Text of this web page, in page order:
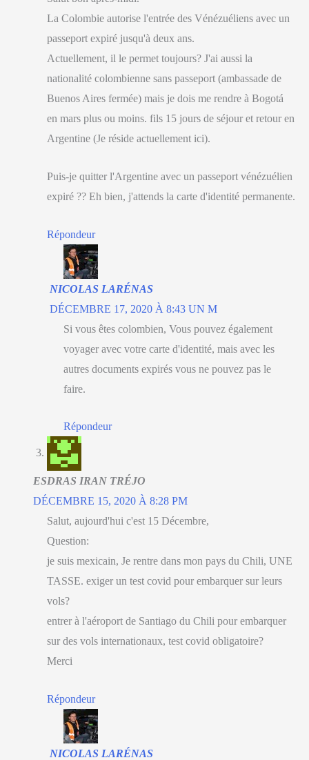
La Colombie autorise l'entrée des Vénézuéliens avec un
passeport expiré jusqu'à deux ans.
Actuellement, il le permet toujours? J'ai aussi la
nationalité colombienne sans passeport (ambassade de
Buenos Aires fermée) mais je dois me rendre à Bogotá
en mars plus ou moins. fils 15 jours de séjour et retour en
Argentine (Je réside actuellement ici).
Puis-je quitter l'Argentine avec un passeport vénézuélien
expiré ?? Eh bien, j'attends la carte d'identité permanente.
Répondeur
NICOLAS LARÉNAS
DÉCEMBRE 17, 2020 À 8:43 UN M
Si vous êtes colombien, Vous pouvez également
voyager avec votre carte d'identité, mais avec les
autres documents expirés vous ne pouvez pas le
faire.
Répondeur
ESDRAS IRAN TRÉJO
DÉCEMBRE 15, 2020 À 8:28 PM
Salut, aujourd'hui c'est 15 Décembre,
Question:
je suis mexicain, Je rentre dans mon pays du Chili, UNE
TASSE. exiger un test covid pour embarquer sur leurs
vols?
entrer à l'aéroport de Santiago du Chili pour embarquer
sur des vols internationaux, test covid obligatoire?
Merci
Répondeur
NICOLAS LARÉNAS